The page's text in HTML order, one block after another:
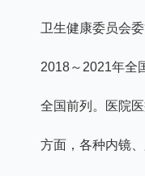
卫生健康委员会
2018～2021年全
全国前列。医院
方面，各种内镜